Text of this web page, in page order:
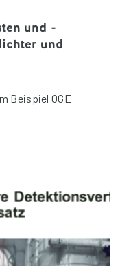
und -
und
Beispiel OGE